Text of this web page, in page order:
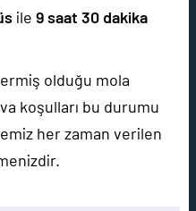
ile 9 saat 30 dakika
olduğu mola
koşulları bu durumu
her zaman verilen